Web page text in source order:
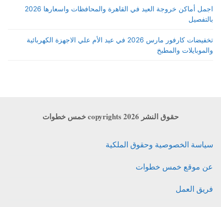
اجمل أماكن خروجة العيد في القاهرة والمحافظات واسعارها 2026
بالتفصيل
تخفيضات كارفور مارس 2026 في عيد الأم علي الاجهزة الكهربائية
والموبايلات والمطبخ
حقوق النشر copyrights 2026 خمس خطوات
سياسة الخصوصية وحقوق الملكية
عن موقع خمس خطوات
فريق العمل